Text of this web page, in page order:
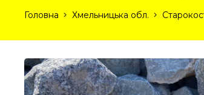
Головна Хмельницька обл.